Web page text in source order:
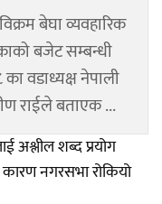
बेघा व्यवहारिक
बजेट सम्बन्धी
वडाध्यक्ष नेपाली
राईले बताएक ...
अश्लील शब्द प्रयोग
कारण नगरसभा रोकियो